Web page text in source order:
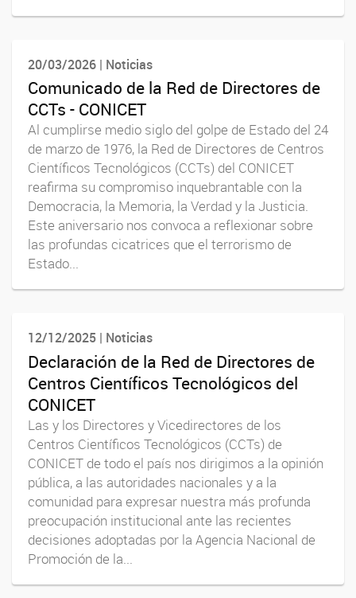
20/03/2026 | Noticias
Comunicado de la Red de Directores de
CCTs - CONICET
Al cumplirse medio siglo del golpe de Estado del 24
de marzo de 1976, la Red de Directores de Centros
Científicos Tecnológicos (CCTs) del CONICET
reafirma su compromiso inquebrantable con la
Democracia, la Memoria, la Verdad y la Justicia.
Este aniversario nos convoca a reflexionar sobre
las profundas cicatrices que el terrorismo de
Estado...
12/12/2025 | Noticias
Declaración de la Red de Directores de
Centros Científicos Tecnológicos del
CONICET
Las y los Directores y Vicedirectores de los
Centros Científicos Tecnológicos (CCTs) de
CONICET de todo el país nos dirigimos a la opinión
pública, a las autoridades nacionales y a la
comunidad para expresar nuestra más profunda
preocupación institucional ante las recientes
decisiones adoptadas por la Agencia Nacional de
Promoción de la...